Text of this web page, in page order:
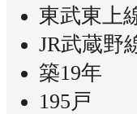
東武東上
JR武蔵野
築19年
195戸